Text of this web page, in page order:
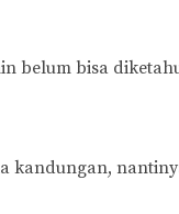
belum bisa
kandungan,